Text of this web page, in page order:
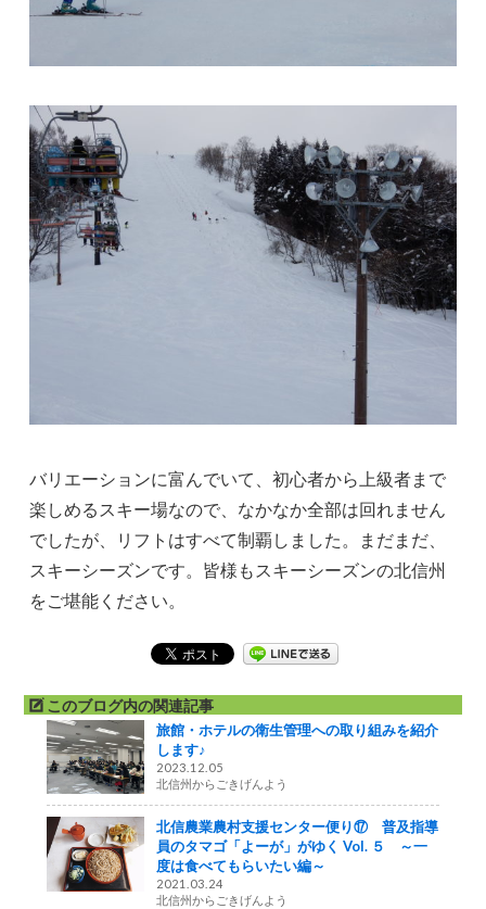
バリエーションに富んでいて、初心者から上級者まで
楽しめるスキー場なので、なかなか全部は回れません
でしたが、リフトはすべて制覇しました。まだまだ、
スキーシーズンです。皆様もスキーシーズンの北信州
をご堪能ください。
このブログ内の関連記事
旅館・ホテルの衛生管理への取り組みを紹介
します♪
2023.12.05
北信州からごきげんよう
北信農業農村支援センター便り⑰ 普及指導
員のタマゴ「よーが」がゆく Vol. ５ ～一
度は食べてもらいたい編～
2021.03.24
北信州からごきげんよう